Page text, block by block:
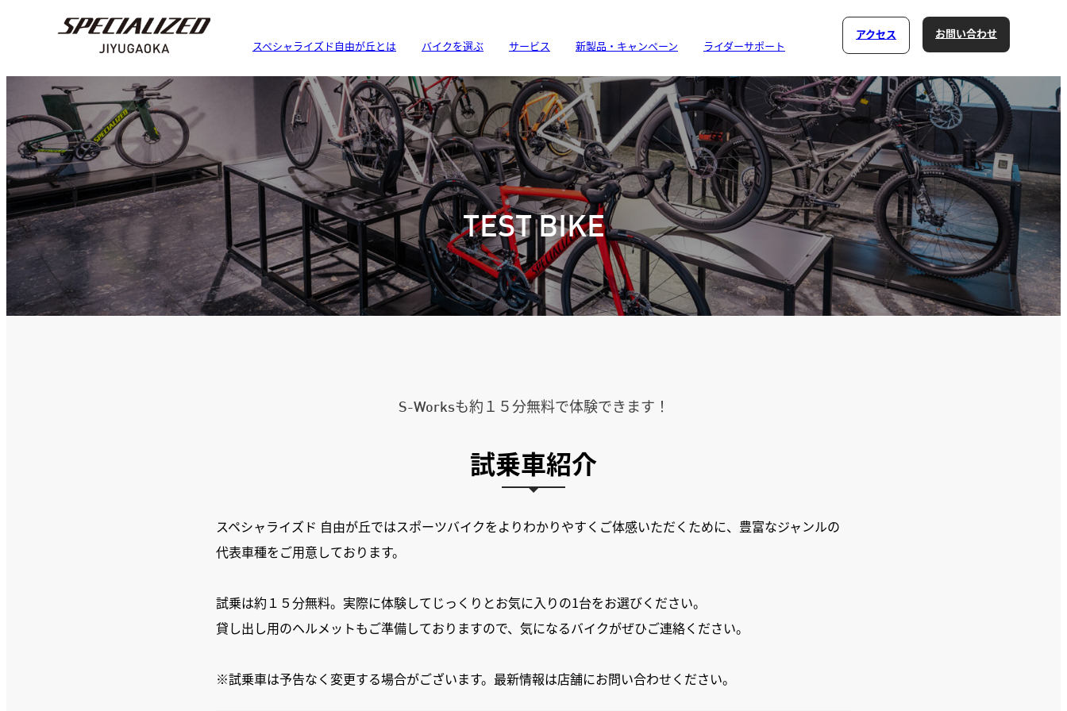
スペシャライズド自由が丘とは バイクを選ぶ サービス 新製品・キャンペーン ライダーサポート
アクセス お問い合わせ
TEST BIKE
S-Worksも約１５分無料で体験できます！
試乗車紹介
スペシャライズド 自由が丘ではスポーツバイクをよりわかりやすくご体感いただくために、豊富なジャンルの
代表車種をご用意しております。
試乗は約１５分無料。実際に体験してじっくりとお気に入りの1台をお選びください。
貸し出し用のヘルメットもご準備しておりますので、気になるバイクがぜひご連絡ください。
※試乗車は予告なく変更する場合がございます。最新情報は店舗にお問い合わせください。